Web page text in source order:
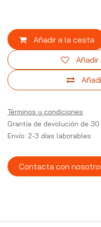
Añadir a la cesta
Términos y condiciones
Grantía de devolución de 30
Envío: 2-3 días laborables
Contacta con